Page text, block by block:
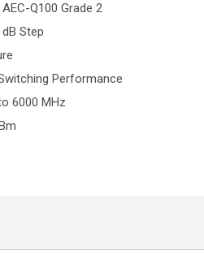
Q100 Grade 2
Step
Performance
6000 MHz